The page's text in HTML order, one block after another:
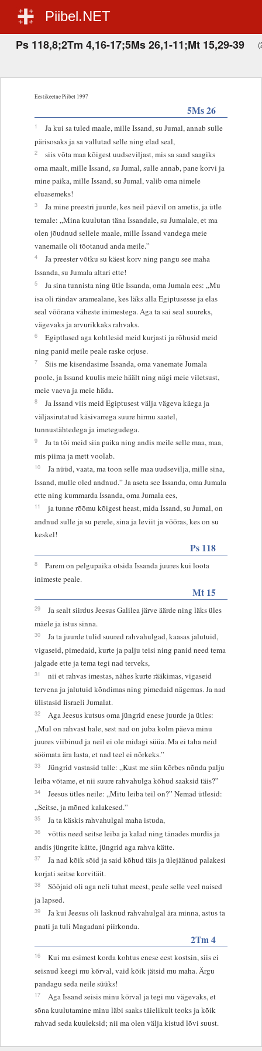
Piibel.NET
Ps 118,8;2Tm 4,16-17;5Ms 26,1-11;Mt 15,29-39
Eestikeelne Piibel 1997
5Ms 26
1
Ja kui sa tuled maale, mille Issand, su Jumal, annab sulle
pärisosaks ja sa vallutad selle ning elad seal,
2
siis võta maa kõigest uudseviljast, mis sa saad saagiks
oma maalt, mille Issand, su Jumal, sulle annab, pane korvi ja
mine paika, mille Issand, su Jumal, valib oma nimele
eluasemeks!
3
Ja mine preestri juurde, kes neil päevil on ametis, ja ütle
temale: „Mina kuulutan täna Issandale, su Jumalale, et ma
olen jõudnud sellele maale, mille Issand vandega meie
vanemaile oli tõotanud anda meile.”
4
Ja preester võtku su käest korv ning pangu see maha
Issanda, su Jumala altari ette!
5
Ja sina tunnista ning ütle Issanda, oma Jumala ees: „Mu
isa oli rändav aramealane, kes läks alla Egiptusesse ja elas
seal võõrana väheste inimestega. Aga ta sai seal suureks,
vägevaks ja arvurikkaks rahvaks.
6
Egiptlased aga kohtlesid meid kurjasti ja rõhusid meid
ning panid meile peale raske orjuse.
7
Siis me kisendasime Issanda, oma vanemate Jumala
poole, ja Issand kuulis meie häält ning nägi meie viletsust,
meie vaeva ja meie häda.
8
Ja Issand viis meid Egiptusest välja vägeva käega ja
väljasirutatud käsivarrega suure hirmu saatel,
tunnustähtedega ja imetegudega.
9
Ja ta tõi meid siia paika ning andis meile selle maa, maa,
mis piima ja mett voolab.
10
Ja nüüd, vaata, ma toon selle maa uudsevilja, mille sina,
Issand, mulle oled andnud.” Ja aseta see Issanda, oma Jumala
ette ning kummarda Issanda, oma Jumala ees,
11
ja tunne rõõmu kõigest heast, mida Issand, su Jumal, on
andnud sulle ja su perele, sina ja leviit ja võõras, kes on su
keskel!
Ps 118
8
Parem on pelgupaika otsida Issanda juures kui loota
inimeste peale.
Mt 15
29
Ja sealt siirdus Jeesus Galilea järve äärde ning läks üles
mäele ja istus sinna.
30
Ja ta juurde tulid suured rahvahulgad, kaasas jalutuid,
vigaseid, pimedaid, kurte ja palju teisi ning panid need tema
jalgade ette ja tema tegi nad terveks,
31
nii et rahvas imestas, nähes kurte rääkimas, vigaseid
tervena ja jalutuid kõndimas ning pimedaid nägemas. Ja nad
ülistasid Iisraeli Jumalat.
32
Aga Jeesus kutsus oma jüngrid enese juurde ja ütles:
„Mul on rahvast hale, sest nad on juba kolm päeva minu
juures viibinud ja neil ei ole midagi süüa. Ma ei taha neid
söömata ära lasta, et nad teel ei nõrkeks.”
33
Jüngrid vastasid talle: „Kust me siin kõrbes nõnda palju
leiba võtame, et nii suure rahvahulga kõhud saaksid täis?”
34
Jeesus ütles neile: „Mitu leiba teil on?” Nemad ütlesid:
„Seitse, ja mõned kalakesed.”
35 Ja ta käskis rahvahulgal maha istuda,
36
võttis need seitse leiba ja kalad ning tänades murdis ja
andis jüngrite kätte, jüngrid aga rahva kätte.
37
Ja nad kõik sõid ja said kõhud täis ja ülejäänud palakesi
korjati seitse korvitäit.
38
Sööjaid oli aga neli tuhat meest, peale selle veel naised
ja lapsed.
39
Ja kui Jeesus oli lasknud rahvahulgal ära minna, astus ta
paati ja tuli Magadani piirkonda.
2Tm 4
16
Kui ma esimest korda kohtus enese eest kostsin, siis ei
seisnud keegi mu kõrval, vaid kõik jätsid mu maha. Ärgu
pandagu seda neile süüks!
17
Aga Issand seisis minu kõrval ja tegi mu vägevaks, et
sõna kuulutamine minu läbi saaks täielikult teoks ja kõik
rahvad seda kuuleksid; nii ma olen välja kistud lõvi suust.